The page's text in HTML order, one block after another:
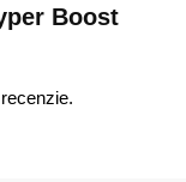
Boost